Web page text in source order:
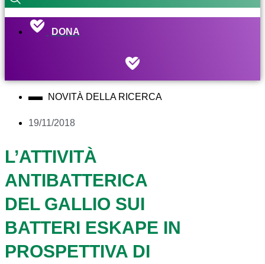
DONA
NOVITÀ DELLA RICERCA
19/11/2018
L’ATTIVITÀ
ANTIBATTERICA
DEL GALLIO SUI
BATTERI ESKAPE IN
PROSPETTIVA DI